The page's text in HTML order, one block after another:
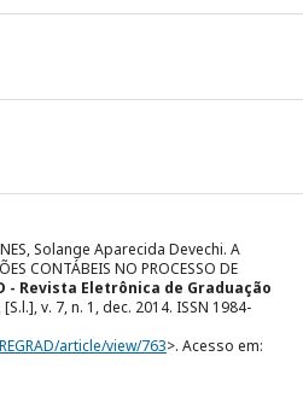
Solange Aparecida Devechi. A
CONTÁBEIS NO PROCESSO DE
- Revista Eletrônica de Graduação
, [S.l.], v. 7, n. 1, dec. 2014. ISSN 1984-
article/view/763>. Acesso em: